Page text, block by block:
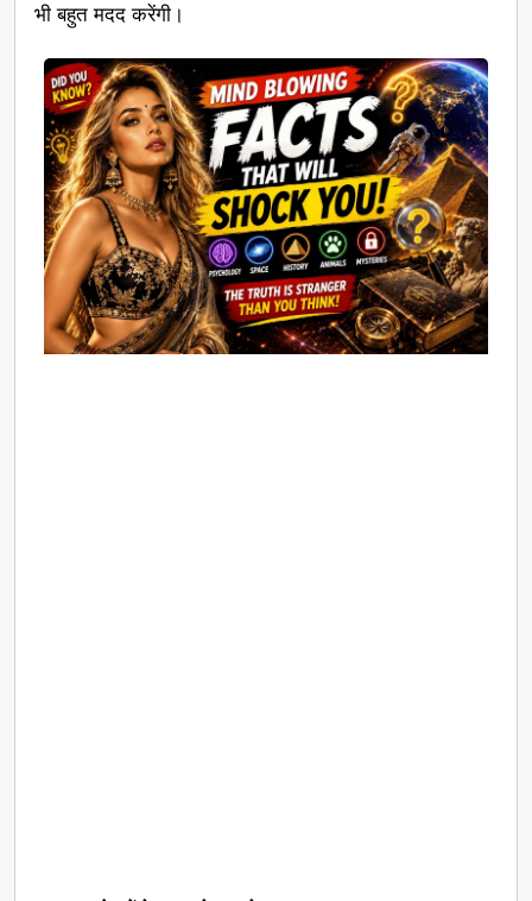
भी बहुत मदद करेंगी।